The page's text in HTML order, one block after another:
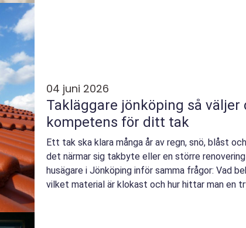
04 juni 2026
Takläggare jönköping så väljer du rätt
kompetens för ditt tak
Ett tak ska klara många år av regn, snö, blåst
det närmar sig takbyte eller en större
husägare i Jönköping inför samma frågor: Vad
vilket material är klokast och hur hittar man en